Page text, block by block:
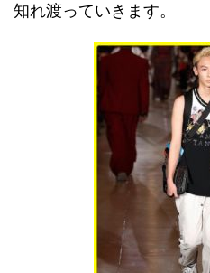
知れ渡っていきます。